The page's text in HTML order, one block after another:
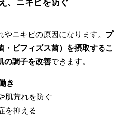
、ニキビを防ぐ
ニキビの原因になります。 プ
・ビフィズス菌）を摂取するこ
の調子を改善できます。
き
肌荒れを防ぐ
を抑える